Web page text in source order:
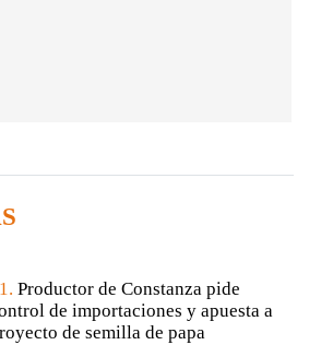
Productor de Constanza pide
de importaciones y apuesta a
de semilla de papa